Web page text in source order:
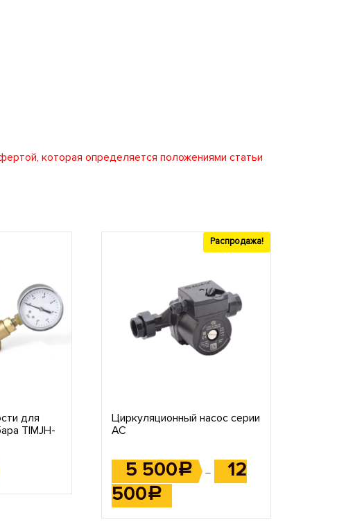
которая определяется положениями статьи
для
TIMJH-
Распродажа!
Циркуляционный насос серии
AC
5 500Р –
12
500Р